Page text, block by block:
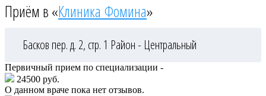
Приём в «Клиника Фомина»
Басков пер. д. 2, стр. 1 Район - Центральный
Первичный прием по специализации -
24500 руб.
О данном враче пока нет отзывов.